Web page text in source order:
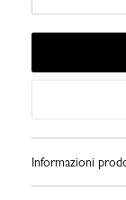
Informazioni